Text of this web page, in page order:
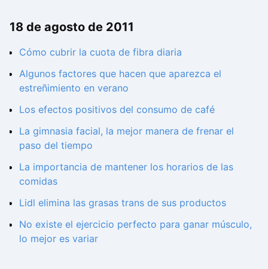
18 de agosto de 2011
Cómo cubrir la cuota de fibra diaria
Algunos factores que hacen que aparezca el
estreñimiento en verano
Los efectos positivos del consumo de café
La gimnasia facial, la mejor manera de frenar el
paso del tiempo
La importancia de mantener los horarios de las
comidas
Lidl elimina las grasas trans de sus productos
No existe el ejercicio perfecto para ganar músculo,
lo mejor es variar